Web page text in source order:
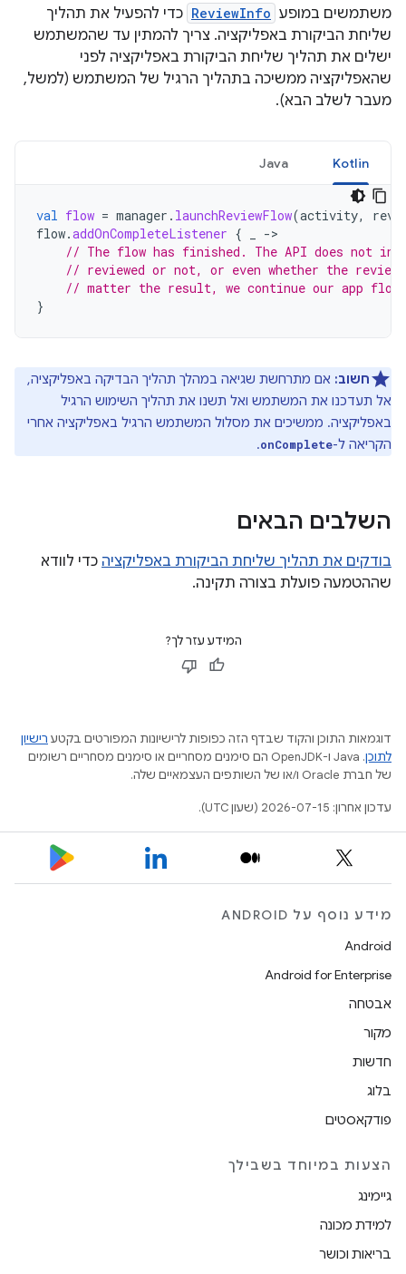
משתמשים במופע ReviewInfo כדי להפעיל את תהליך
שליחת הביקורת באפליקציה. צריך להמתין עד שהמשתמש
ישלים את תהליך שליחת הביקורת באפליקציה לפני
שהאפליקציה ממשיכה בתהליך הרגיל של המשתמש (למשל,
מעבר לשלב הבא).
Kotlin
Java
val flow = manager . launchReviewFlow(activity,
flow.addOnCompleteListener {
->
// The flow has finished. The API does not
// reviewed or not, or even whether the review
// matter the result, we continue our app flow.
}
חשוב: אם מתרחשת שגיאה במהלך תהליך הבדיקה באפליקציה,
אל תעדכנו את המשתמש ואל תשנו את תהליך השימוש הרגיל
באפליקציה. ממשיכים את מסלול המשתמש הרגיל באפליקציה אחרי
הקריאה ל-onComplete
.
השלבים הבאים
בודקים את תהליך שליחת הביקורת באפליקציה כדי לוודא
שההטמעה פועלת בצורה תקינה.
המידע עזר לך?
דוגמאות התוכן והקוד שבדף הזה כפופות לרישיונות המפורטים בקטע רישיון
לתוכן
.‏ Java ו-OpenJDK הם סימנים מסחריים או סימנים מסחריים רשומים
של חברת Oracle ו/או של השותפים העצמאיים שלה.
עדכון אחרון: 2026-07-15 (שעון UTC).
מידע נוסף על ANDROID
Android
Android for Enterprise
אבטחה
מקור
חדשות
בלוג
פודקאסטים
הצעות במיוחד בשבילך
גיימינג
למידת מכונה
בריאות וכושר